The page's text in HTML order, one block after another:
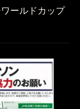
ールドカップ